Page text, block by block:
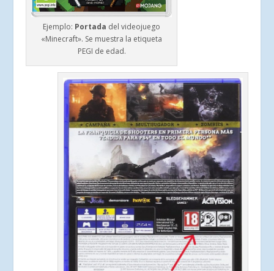
Ejemplo: Portada del videojuego
«Minecraft». Se muestra la etiqueta
PEGI de edad.